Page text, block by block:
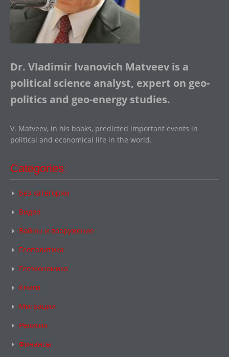
Dr. Vladimir Ivanovich Matveev is a
political science analyst, expert on geo-
politics and geo-energy studies.
V. Matveev, in his books, predicted important events in
political and economical life in the world.
Categories:
Без категории
Видео
Войны и вооружение
Геополитика
Геоэкономика
Книги
Миграции
Религия
Финансы